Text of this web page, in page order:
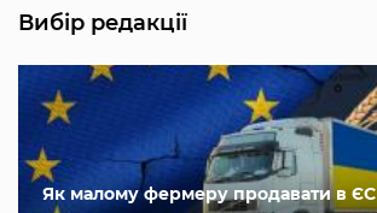
Вибір редакції
Як малому фермеру продавати в ЄС